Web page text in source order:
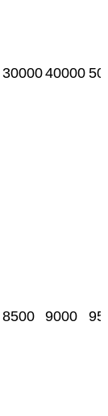
3000040000
8500 9000